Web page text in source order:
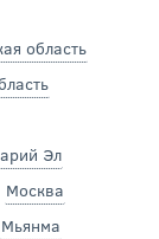
область
Эл
Москва
Мьянма